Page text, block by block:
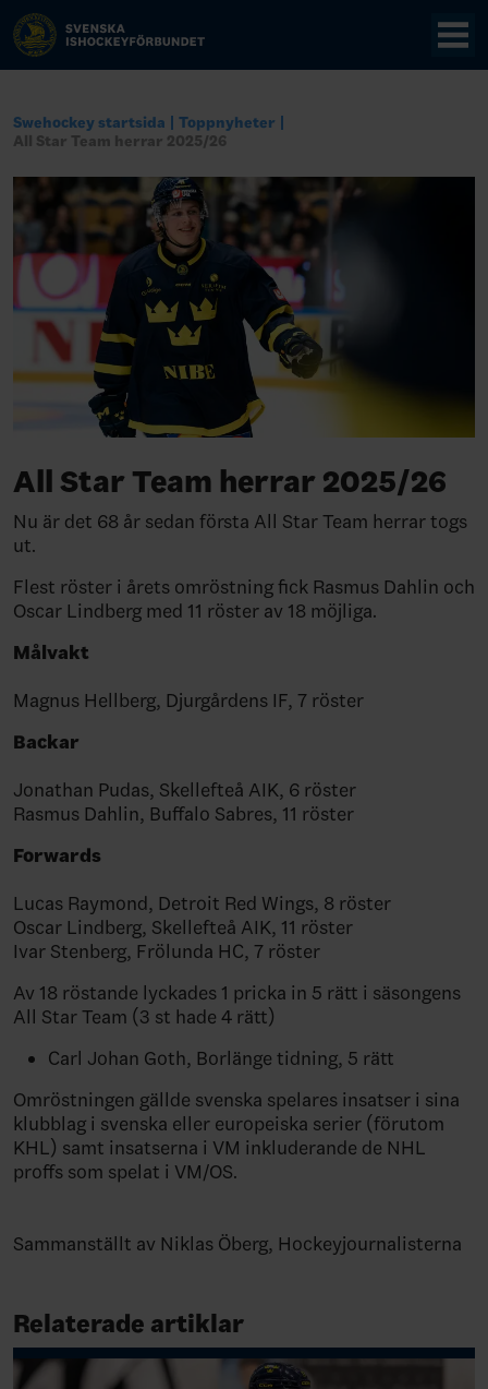
Swehockey startsida
Toppnyheter
All Star Team herrar 2025/26
All Star Team herrar 2025/26
Nu är det 68 år sedan första All Star Team herrar togs
ut.
Flest röster i årets omröstning fick Rasmus Dahlin och
Oscar Lindberg med 11 röster av 18 möjliga.
Målvakt
Magnus Hellberg, Djurgårdens IF, 7 röster
Backar
Jonathan Pudas, Skellefteå AIK, 6 röster
Rasmus Dahlin, Buffalo Sabres, 11 röster
Forwards
Lucas Raymond, Detroit Red Wings, 8 röster
Oscar Lindberg, Skellefteå AIK, 11 röster
Ivar Stenberg, Frölunda HC, 7 röster
Av 18 röstande lyckades 1 pricka in 5 rätt i säsongens
All Star Team (3 st hade 4 rätt)
Carl Johan Goth, Borlänge tidning, 5 rätt
Omröstningen gällde svenska spelares insatser i sina
klubblag i svenska eller europeiska serier (förutom
KHL) samt insatserna i VM inkluderande de NHL
proffs som spelat i VM/OS.
Sammanställt av Niklas Öberg, Hockeyjournalisterna
Relaterade artiklar